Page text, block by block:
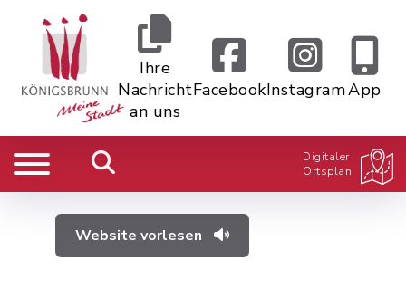
Ihre
Nachricht
an uns
FacebookInstagramApp
Digitaler
Ortsplan
Website vorlesen